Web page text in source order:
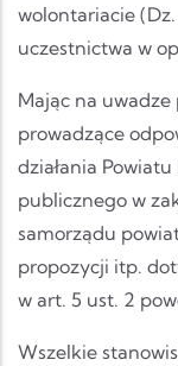
wolontariacie (Dz.
uczestnictwa w
Mając na
prowadzące
działania
publicznego w
samorządu
propozycji itp.
w art. 5 ust. 2
Wszelkie